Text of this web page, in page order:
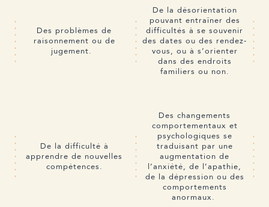
Des problèmes de
raisonnement ou de
jugement.
De la désorientation
pouvant entraîner des
difficultés à se souvenir
des dates ou des rendez-
vous, ou à s’orienter
dans des endroits
familiers ou non.
De la difficulté à
apprendre de nouvelles
compétences.
Des changements
comportementaux et
psychologiques se
traduisant par une
augmentation de
l’anxiété, de l’apathie,
de la dépression ou des
comportements
anormaux.